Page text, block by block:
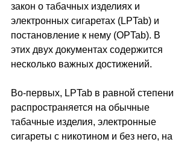
закон о табачных изделиях и
электронных сигаретах (LPTab) и
постановление к нему (OPTab). В
этих двух документах содержится
несколько важных достижений.
Во-первых, LPTab в равной степени
распространяется на обычные
табачные изделия, электронные
сигареты с никотином и без него, на